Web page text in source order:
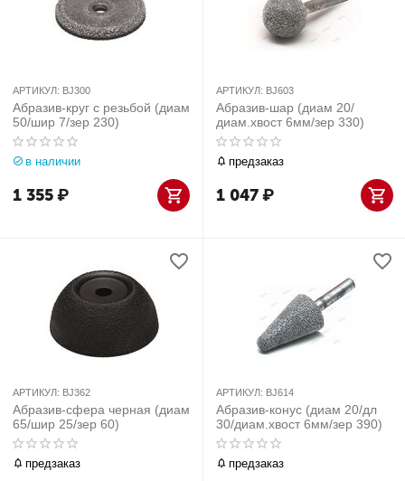
АРТИКУЛ: BJ300
Абразив-круг с резьбой (диам
50/шир 7/зер 230)
в наличии
1 355₽
АРТИКУЛ: BJ603
Абразив-шар (диам 20/
диам.хвост 6мм/зер 330)
предзаказ
1 047₽
АРТИКУЛ: BJ362
Абразив-сфера черная (диам
65/шир 25/зер 60)
предзаказ
АРТИКУЛ: BJ614
Абразив-конус (диам 20/дл
30/диам.хвост 6мм/зер 390)
предзаказ